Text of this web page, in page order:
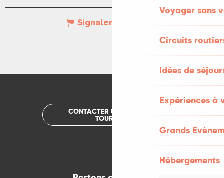
Voyager sans
Circuits
Idées de
Expériences à
Grands
Hébergements
Signaler une erreur
CONTACTER UN OFFICE DE
TOURISME